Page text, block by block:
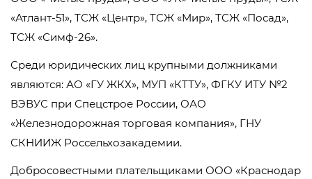
«Атлант-51», ТСЖ «Центр», ТСЖ «Мир», ТСЖ «Посад»,
ТСЖ «Симф-26».
Среди юридических лиц крупными должниками
являются: АО «ГУ ЖКХ», МУП «КТТУ», ФГКУ ИТУ №2
ВЭВУС при Спецстрое России, ОАО
«Железнодорожная торговая компания», ГНУ
СКНИИЖ Россельхозакадемии.
Добросовестными плательщиками ООО «Краснодар